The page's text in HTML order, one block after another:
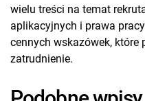
wielu treści na temat
aplikacyjnych i prawa
cennych wskazówek, które
zatrudnienie.